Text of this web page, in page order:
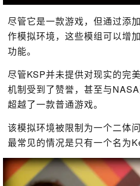
尽管它是一款游戏，但通过添
作模拟环境，这些模组可以增
功能。
尽管KSP并未提供对现实的完
机制受到了赞誉，甚至与
超越了一款普通游戏。
该模拟环境被限制为一个二体
最常见的情况是只有一个名为